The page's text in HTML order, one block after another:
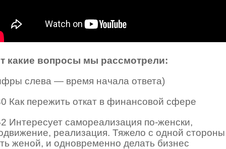
какие вопросы мы рассмотрели:
слева — время начала ответа)
Как пережить откат в финансовой сфере
Интересует самореализация по-женски,
реализация. Тяжело с одной стороны
женой, и одновременно делать бизнес